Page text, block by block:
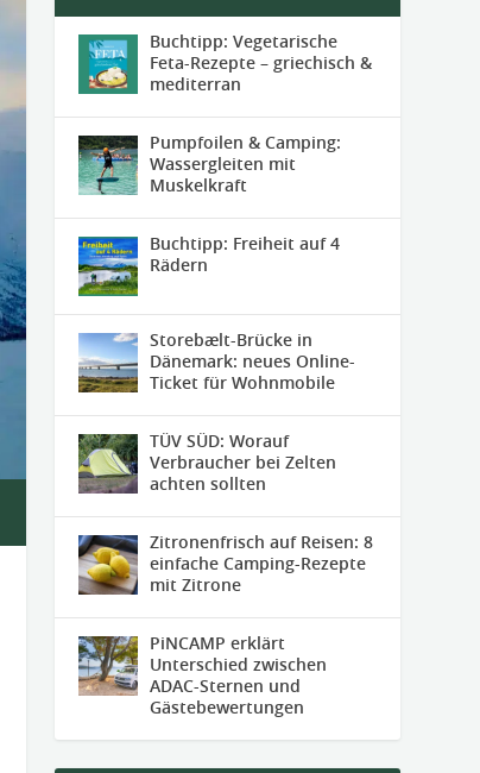
Buchtipp: Vegetarische
Feta-Rezepte – griechisch &
mediterran
Pumpfoilen & Camping:
Wassergleiten mit
Muskelkraft
Buchtipp: Freiheit auf 4
Rädern
Storebælt-Brücke in
Dänemark: neues Online-
Ticket für Wohnmobile
TÜV SÜD: Worauf
Verbraucher bei Zelten
achten sollten
Zitronenfrisch auf Reisen: 8
einfache Camping-Rezepte
mit Zitrone
PiNCAMP erklärt
Unterschied zwischen
ADAC-Sternen und
Gästebewertungen